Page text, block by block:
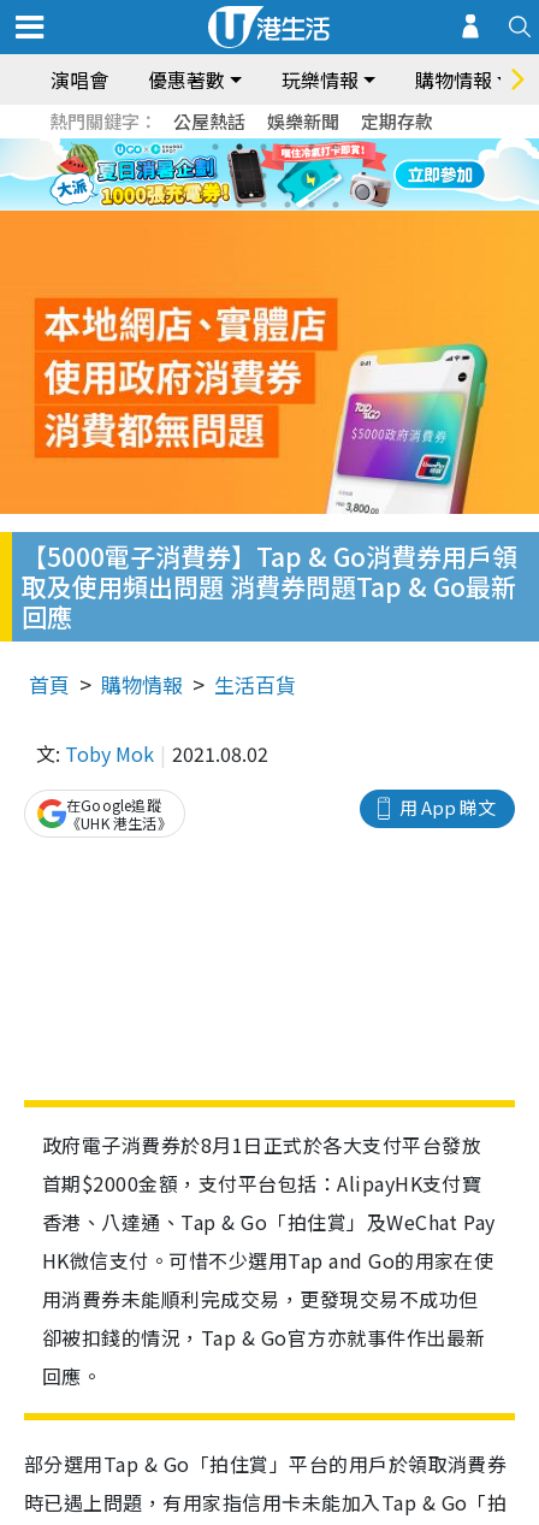
演唱會 優惠著數 玩樂情報 購物情報
熱門關鍵字： 公屋熱話 娛樂新聞 定期存款
【5000電子消費券】Tap & Go消費券用戶領
取及使用頻出問題 消費券問題Tap & Go最新
回應
首頁 購物情報 生活百貨
文: Toby Mok 2021.08.02
用 App 睇文
在Google追蹤
《UHK 港生活》
政府電子消費券於8月1日正式於各大支付平台發放
首期$2000金額，支付平台包括：AlipayHK支付寶
香港、八達通、Tap & Go「拍住賞」及WeChat Pay
HK微信支付。可惜不少選用Tap and Go的用家在使
用消費券未能順利完成交易，更發現交易不成功但
卻被扣錢的情況，Tap & Go官方亦就事件作出最新
回應。
部分選用Tap & Go「拍住賞」平台的用戶於領取消費券
時已遇上問題，有用家指信用卡未能加入Tap & Go「拍